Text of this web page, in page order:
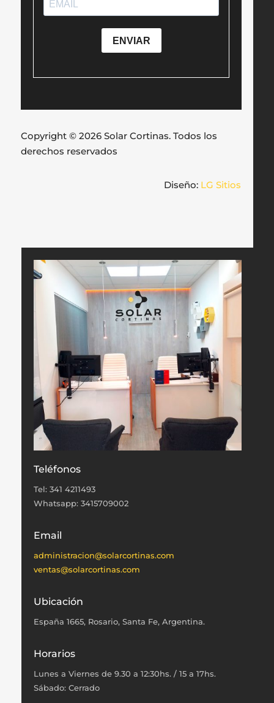
Copyright © 2026 Solar Cortinas. Todos los
derechos reservados
Diseño: LG Sitios
Teléfonos
Tel: 341 4211493
Whatsapp: 3415709002
Email
administracion@solarcortinas.com
ventas@solarcortinas.com
Ubicación
España 1665, Rosario, Santa Fe, Argentina.
Horarios
Lunes a Viernes de 9.30 a 12:30hs. / 15 a 17hs.
Sábado: Cerrado